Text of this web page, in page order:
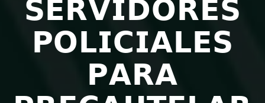
𝗦𝗘𝗥𝗩𝗜𝗗𝗢𝗥𝗘𝗦
𝗣𝗢𝗟𝗜𝗖𝗜𝗔𝗟𝗘𝗦
𝗣𝗔𝗥𝗔